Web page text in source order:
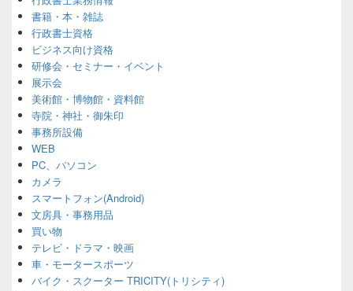
書籍・本・雑誌
行政書士資格
ビジネス向け資格
研修会・セミナー・イベント
展示会
美術館・博物館・資料館
寺院・神社・御朱印
事務所設備
WEB
PC、パソコン
カメラ
スマートフォン(Android)
文房具・事務用品
買い物
テレビ・ドラマ・映画
車・モータースポーツ
バイク・スクーター TRICITY(トリシティ)